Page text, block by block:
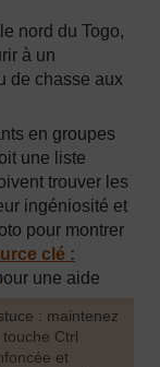
nord du Togo,
à un
de chasse aux
en groupes
une liste
trouver les
ingéniosité et
pour montrer
clé :
: maintenez
touche Ctrl
et
une aide